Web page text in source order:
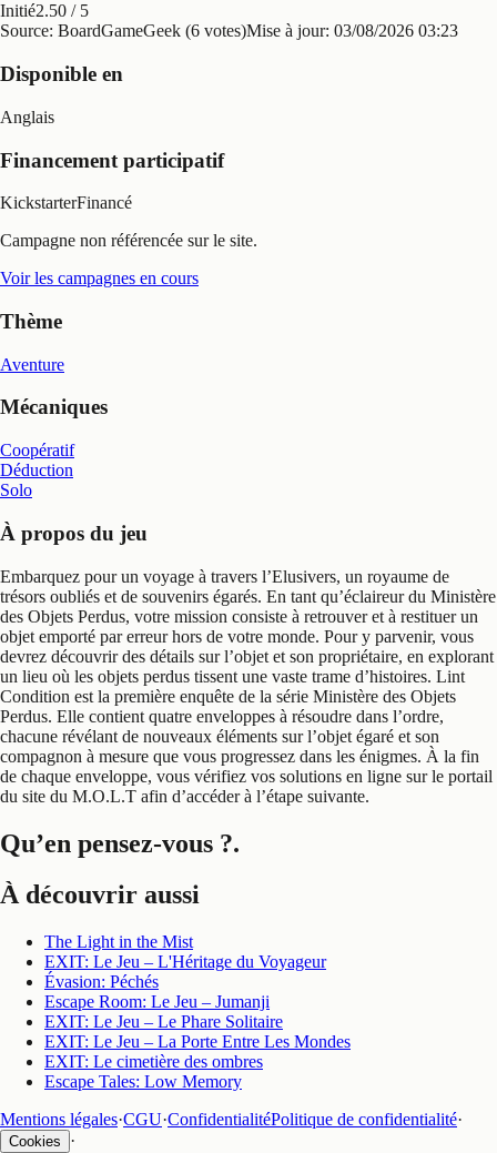
Initié2.50 / 5
Source: BoardGameGeek (6 votes)Mise à jour: 03/08/2026 03:23
Disponible en
Anglais
Financement participatif
KickstarterFinancé
Campagne non référencée sur le site.
Voir les campagnes en cours
Thème
Aventure
Mécaniques
Coopératif
Déduction
Solo
À propos du jeu
Embarquez pour un voyage à travers l’Elusivers, un royaume de
trésors oubliés et de souvenirs égarés. En tant qu’éclaireur du Ministère
des Objets Perdus, votre mission consiste à retrouver et à restituer un
objet emporté par erreur hors de votre monde. Pour y parvenir, vous
devrez découvrir des détails sur l’objet et son propriétaire, en explorant
un lieu où les objets perdus tissent une vaste trame d’histoires. Lint
Condition est la première enquête de la série Ministère des Objets
Perdus. Elle contient quatre enveloppes à résoudre dans l’ordre,
chacune révélant de nouveaux éléments sur l’objet égaré et son
compagnon à mesure que vous progressez dans les énigmes. À la fin
de chaque enveloppe, vous vérifiez vos solutions en ligne sur le portail
du site du M.O.L.T afin d’accéder à l’étape suivante.
Qu’en pensez-vous ?.
À découvrir aussi
The Light in the Mist
EXIT: Le Jeu – L'Héritage du Voyageur
Évasion: Péchés
Escape Room: Le Jeu – Jumanji
EXIT: Le Jeu – Le Phare Solitaire
EXIT: Le Jeu – La Porte Entre Les Mondes
EXIT: Le cimetière des ombres
Escape Tales: Low Memory
Mentions légales·CGU·ConfidentialitéPolitique de confidentialité·
Cookies ·